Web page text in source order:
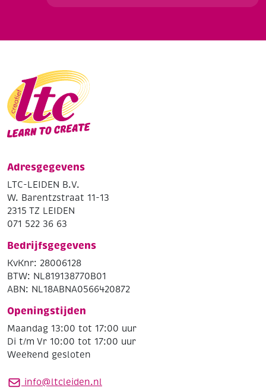
Adresgegevens
LTC-LEIDEN B.V.
W. Barentzstraat 11-13
2315 TZ LEIDEN
071 522 36 63
Bedrijfsgegevens
KvKnr: 28006128
BTW: NL819138770B01
ABN: NL18ABNA0566420872
Openingstijden
Maandag 13:00 tot 17:00 uur
Di t/m Vr 10:00 tot 17:00 uur
Weekend gesloten
info@ltcleiden.nl